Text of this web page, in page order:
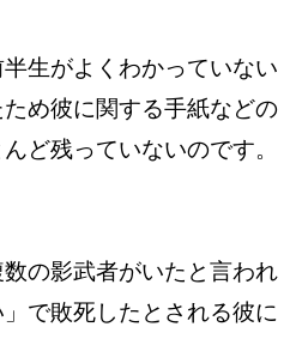
生がよくわかっていない
め彼に関する手紙などの
ど残っていないのです。
の影武者がいたと言われ
で敗死したとされる彼に